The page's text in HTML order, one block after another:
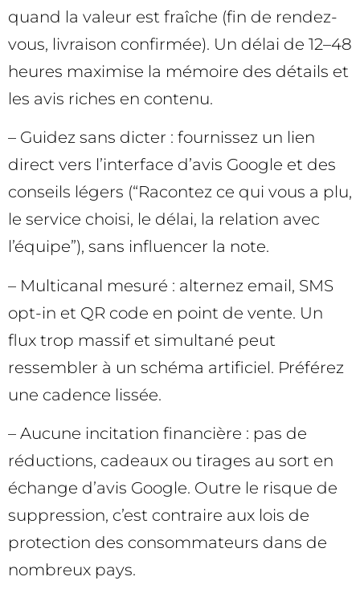
quand la valeur est fraîche (fin de rendez-
vous, livraison confirmée). Un délai de 12–48
heures maximise la mémoire des détails et
les avis riches en contenu.
– Guidez sans dicter : fournissez un lien
direct vers l’interface d’avis Google et des
conseils légers (“Racontez ce qui vous a plu,
le service choisi, le délai, la relation avec
l’équipe”), sans influencer la note.
– Multicanal mesuré : alternez email, SMS
opt-in et QR code en point de vente. Un
flux trop massif et simultané peut
ressembler à un schéma artificiel. Préférez
une cadence lissée.
– Aucune incitation financière : pas de
réductions, cadeaux ou tirages au sort en
échange d’avis Google. Outre le risque de
suppression, c’est contraire aux lois de
protection des consommateurs dans de
nombreux pays.